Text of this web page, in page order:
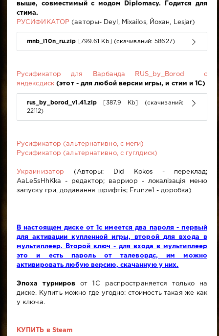
выше, совместимый с модом Diplomacy. Годится для
стима.
РУСИФИКАТОР (авторы- Deyl, Mixailos, Йохан, Lesjar)
mnb_l10n_ru.zip [799.61 Kb] (cкачиваний: 58627)
Русификатор для Варбанда RUS_by_Borod с
яндексдиск (этот - для любой версии игры, и стим и 1С)
rus_by_borod_v1.41.zip [387.9 Kb] (cкачиваний:
22112)
Русификатор (альтернативно, с меги)
Русификатор (альтернативно, с гуглдиск)
Украинизатор
(Авторы: Did Kokos - переклад;
AaLeSsHhKka - редактор; варриор - локалізація меню
запуску гри, додавання шрифтів; Frunze1 - доробка)
В настоящем диске от 1с имеется два пароля - первый
для активации купленной игры, второй для входа в
мультиплеер. Второй ключ - для входа в мультиплеер
это и есть пароль от талевордс, им можно
активировать любую версию, скачанную у них.
Эпоха турниров от 1С распространяется только на
диске. Купить можно где угодно: стоимость такая же как
у ключа.
КУПИТЬ в Steam